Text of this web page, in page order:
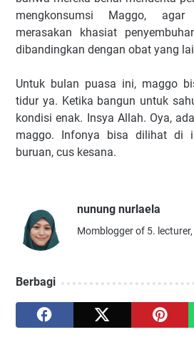
mengkonsumsi Maggo, agar
merasakan khasiat
dibandingkan dengan obat yang
Untuk bulan puasa ini, maggo
tidur ya. Ketika bangun untuk
kondisi enak. Insya Allah. Oya,
maggo. Infonya bisa dilihat di
buruan, cus kesana.
nunung nurlaela
Momblogger of 5.
Berbagi